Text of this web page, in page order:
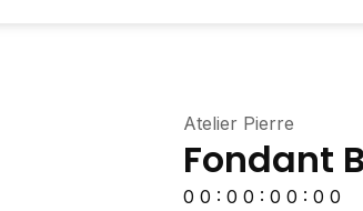
Atelier Pierre
Fondant
0 0 : 0 0 : 0 0 : 0 0